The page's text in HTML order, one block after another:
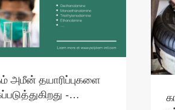
அமீன் தயாரிப்புகளை
-